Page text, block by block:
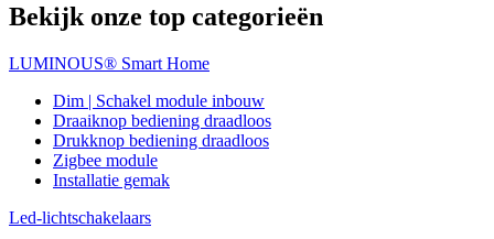
Bekijk onze top categorieën
LUMINOUS® Smart Home
Dim | Schakel module inbouw
Draaiknop bediening draadloos
Drukknop bediening draadloos
Zigbee module
Installatie gemak
Led-lichtschakelaars